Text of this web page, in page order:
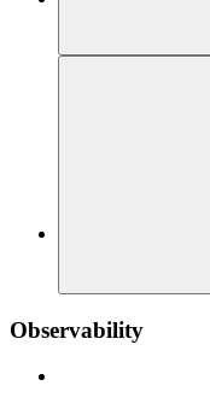
Observability